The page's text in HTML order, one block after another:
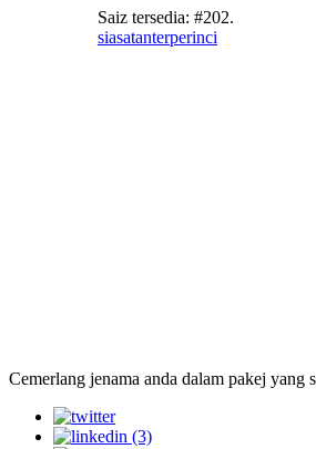
Saiz tersedia: #202.
siasatanterperinci
Cemerlang jenama anda dalam pakej yang